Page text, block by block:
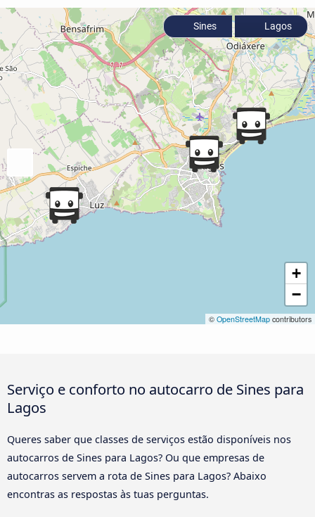
+
−
© OpenStreetMap contributors
Sines Lagos
Serviço e conforto no autocarro de Sines para
Lagos
Queres saber que classes de serviços estão disponíveis nos
autocarros de Sines para Lagos? Ou que empresas de
autocarros servem a rota de Sines para Lagos? Abaixo
encontras as respostas às tuas perguntas.